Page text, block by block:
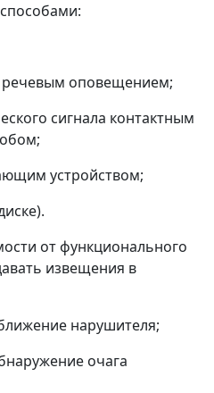
речевым оповещением;
сигнала контактным
устройством;
от функционального
извещения в
нарушителя;
очага